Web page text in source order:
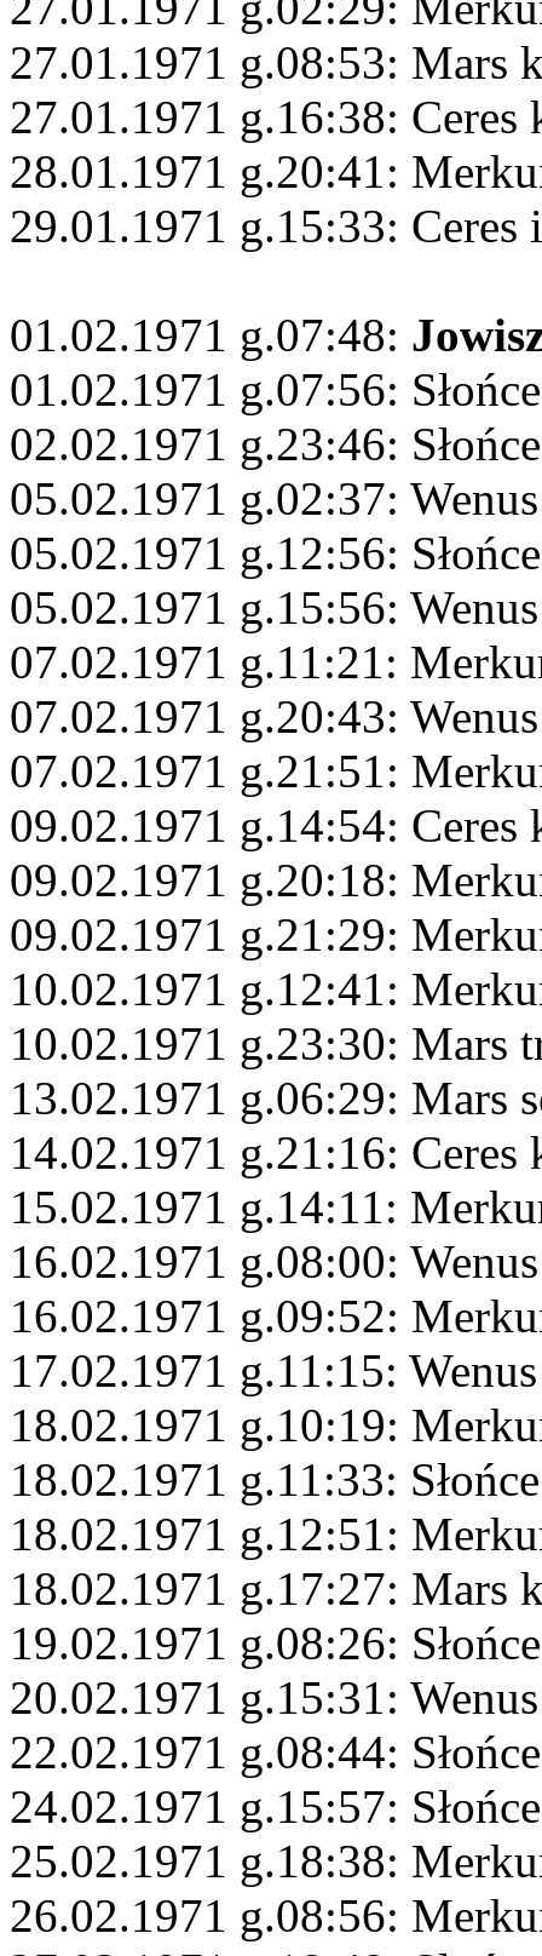
27.01.1971 g.08:53: Mars
27.01.1971 g.16:38:
28.01.1971 g.20:41:
29.01.1971 g.15:33: Ceres
01.02.1971 g.07:48:
01.02.1971 g.07:56:
02.02.1971 g.23:46:
05.02.1971 g.02:37:
05.02.1971 g.12:56:
05.02.1971 g.15:56:
07.02.1971 g.11:21:
07.02.1971 g.20:43:
07.02.1971 g.21:51:
09.02.1971 g.14:54:
09.02.1971 g.20:18:
09.02.1971 g.21:29:
10.02.1971 g.12:41:
10.02.1971 g.23:30: Mars
13.02.1971 g.06:29: Mars
14.02.1971 g.21:16:
15.02.1971 g.14:11:
16.02.1971 g.08:00:
16.02.1971 g.09:52:
17.02.1971 g.11:15:
18.02.1971 g.10:19:
18.02.1971 g.11:33:
18.02.1971 g.12:51:
18.02.1971 g.17:27: Mars
19.02.1971 g.08:26:
20.02.1971 g.15:31:
22.02.1971 g.08:44:
24.02.1971 g.15:57:
25.02.1971 g.18:38:
26.02.1971 g.08:56: